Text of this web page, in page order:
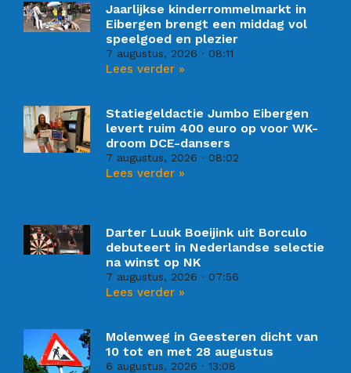
Jaarlijkse kinderrommelmarkt in
Eibergen brengt een middag vol
speelgoed en plezier
7 augustus, 2026 08:11
Lees verder »
Statiegeldactie Jumbo Eibergen
levert ruim 400 euro op voor WK-
droom DCE-dansers
7 augustus, 2026 08:02
Lees verder »
Darter Luuk Boeijink uit Borculo
debuteert in Nederlandse selectie
na winst op NK
7 augustus, 2026 07:56
Lees verder »
Molenweg in Geesteren dicht van
10 tot en met 28 augustus
6 augustus, 2026 13:08